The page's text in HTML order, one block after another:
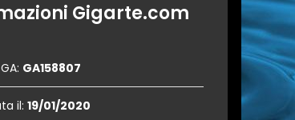
Gigarte.com
GA158807
il: 19/01/2020